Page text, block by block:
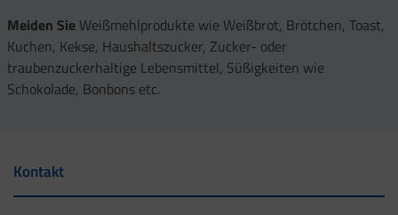
Meiden Sie Weißmehlprodukte wie Weißbrot, Brötchen, Toast,
Kuchen, Kekse, Haushaltszucker, Zucker- oder
traubenzuckerhaltige Lebensmittel, Süßigkeiten wie
Schokolade, Bonbons etc.
Kontakt